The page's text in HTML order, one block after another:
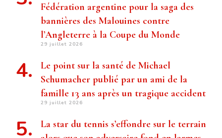
Fédération argentine pour la saga des
bannières des Malouines contre
l’Angleterre à la Coupe du Monde
29 juillet 2026
Le point sur la santé de Michael
Schumacher publié par un ami de la
famille 13 ans après un tragique accident
29 juillet 2026
La star du tennis s’effondre sur le terrain